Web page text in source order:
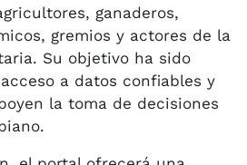
ganaderos,
gremios y actores de la
Su objetivo ha sido
a datos confiables y
la toma de decisiones